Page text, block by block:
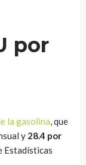
por
la gasolina, que
y 28.4 por
Estadísticas